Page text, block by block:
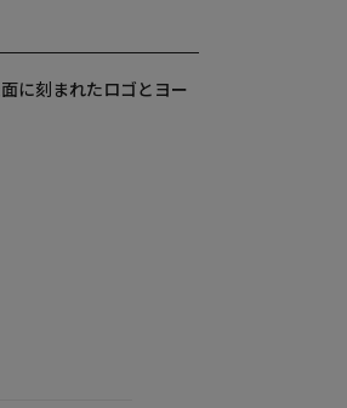
に刻まれたロゴとヨー